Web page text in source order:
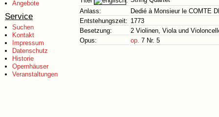
Angebote
Service
Suchen
Kontakt
Impressum
Datenschutz
Historie
Opernhäuser
Veranstaltungen
Anlass:
Dedié à Monsieur le COMTE
Entstehungszeit: 1773
Besetzung:
2 Violinen, Viola und
Opus:
op. 7 Nr. 5